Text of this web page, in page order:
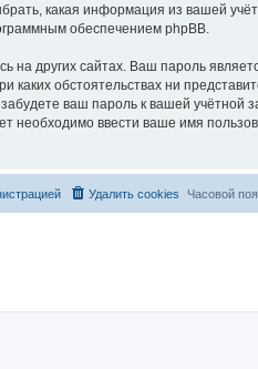
какая информация из вашей
обеспечением phpBB.
на других сайтах. Ваш пароль
каких обстоятельствах ни
ваш пароль к вашей учётной
необходимо ввести ваше имя
Часовой
Удалить cookies